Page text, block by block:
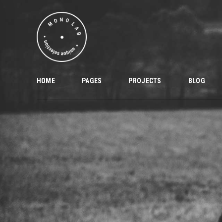
HOME PAGES PROJECTS BLOG